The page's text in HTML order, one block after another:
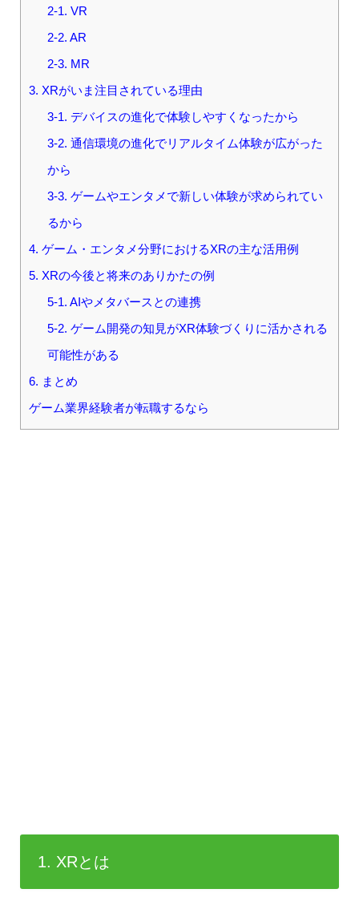
2-1. VR
2-2. AR
2-3. MR
3. XRがいま注目されている理由
3-1. デバイスの進化で体験しやすくなったから
3-2. 通信環境の進化でリアルタイム体験が広がった
から
3-3. ゲームやエンタメで新しい体験が求められてい
るから
4. ゲーム・エンタメ分野におけるXRの主な活用例
5. XRの今後と将来のありかたの例
5-1. AIやメタバースとの連携
5-2. ゲーム開発の知見がXR体験づくりに活かされる
可能性がある
6. まとめ
ゲーム業界経験者が転職するなら
1. XRとは